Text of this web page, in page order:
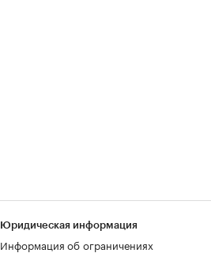
Юридическая информация
Информация об ограничениях